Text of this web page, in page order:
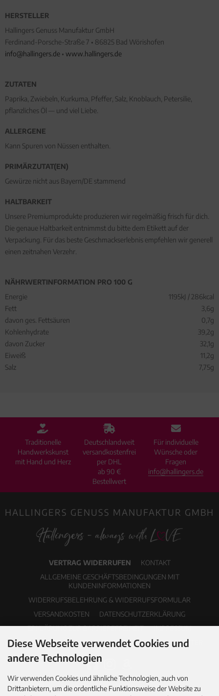
HERSTELLER
Hallingers Genuss Manufaktur GmbH
Ferdinand-Porsche-Straße 7 • 86825 Bad Wörishofen
info@hallingers.de • www.hallingers.de
ZUTATEN
Paprika, Zwiebeln, Kurkuma, Pfeffer, Salz, Knoblauch, Petersilie,
pflanzliches Öl — und viel Liebe.
ALLERGENE
Kann Spuren von Nüssen enthalten.
PRIMÄRZUTAT(EN)
Gewürze nicht aus Bayern/DE stammend
HALTBARKEIT
Unsere Premiumprodukte produzieren wir regelmäßig frisch für dich.
Die genaue Haltbarkeit entnimmst du bitte dem Etikett auf der
Verpackung. Für das beste Geschmackserlebnis empfehlen wir generell
einen zeitnahen Verzehr.
NÄHRWERTINFORMATION PRO 100 G
Energie
1195kJ / 286kcal
Fett
3,6g
davon ges. Fettsäuren
0,7g
Kohlenhydrate
39,2g
davon Zucker
32,1g
Eiweiß
11,2g
Salz
7,75g
Traditionelle
Handwerkskunst
mit Hand und Herz
Deutschlandweit
versandkostenfrei
per DHL
ab 90 €
Bestellwert
Für individuelle
Wünsche oder
Fragen
info@hallingers.de
HALLINGERS GENUSS MANUFAKTUR GMBH
VERTRAG WIDERRUFEN
KONTAKT
ALLGEMEINE GESCHÄFTSBEDINGUNGEN MIT
KUNDENINFORMATIONEN
WIDERRUFSBELEHRUNG & WIDERRUFSFORMULAR
VERSANDKOSTEN
DATENSCHUTZERKLÄRUNG
ERKLÄRUNG ZUR BARRIEREFREIHEIT
IMPRESSUM
COOKIE EINSTELLUNGEN
PDF-KATALOG NEWSLETTER
Diese Webseite verwendet Cookies und
andere Technologien
Wir verwenden Cookies und ähnliche Technologien, auch von
Drittanbietern, um die ordentliche Funktionsweise der Website zu